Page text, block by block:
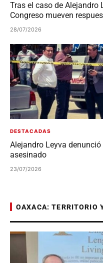
Tras el caso de Alejandro
Congreso mueven
28/07/2026
DESTACADAS
Alejandro Leyva
asesinado
23/07/2026
OAXACA: TERRITORIO